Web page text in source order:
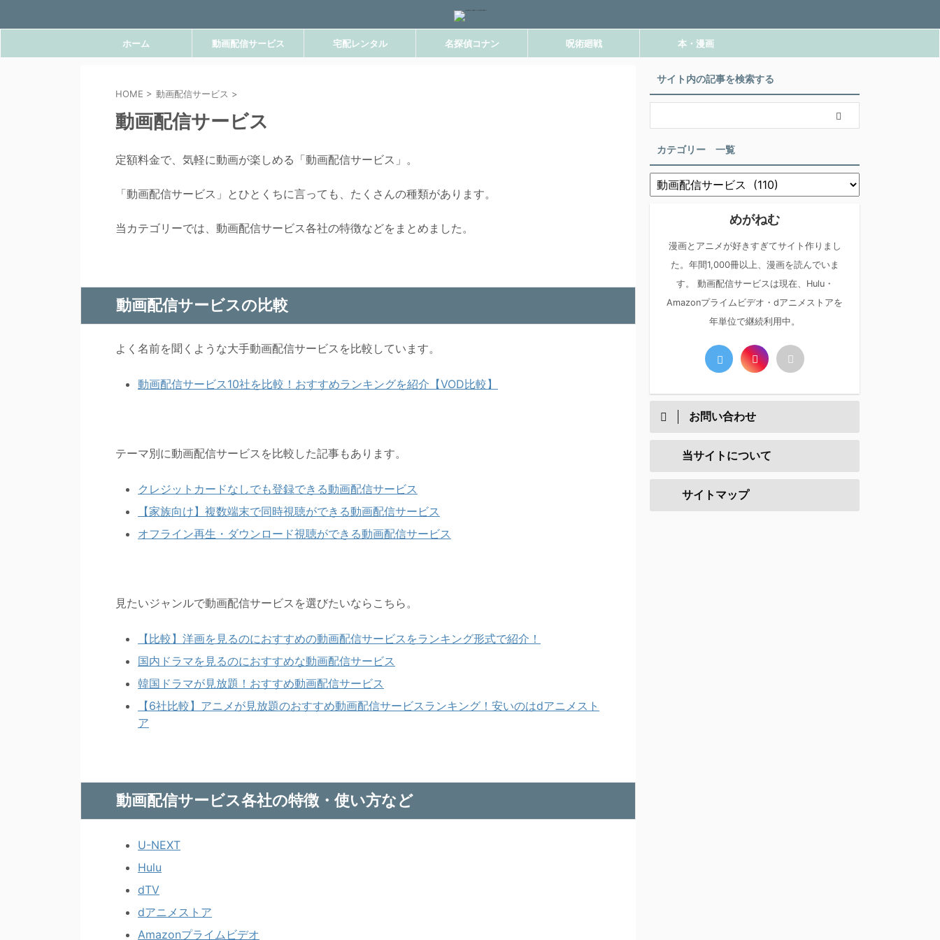
ホーム 動画配信サービス 宅配レンタル 名探偵コナン 呪術廻戦 本・漫画
HOME > 動画配信サービス >
動画配信サービス
定額料金で、気軽に動画が楽しめる「動画配信サービス」。
「動画配信サービス」とひとくちに言っても、たくさんの種類があります。
当カテゴリーでは、動画配信サービス各社の特徴などをまとめました。
動画配信サービスの比較
よく名前を聞くような大手動画配信サービスを比較しています。
動画配信サービス10社を比較！おすすめランキングを紹介【VOD比較】
テーマ別に動画配信サービスを比較した記事もあります。
クレジットカードなしでも登録できる動画配信サービス
【家族向け】複数端末で同時視聴ができる動画配信サービス
オフライン再生・ダウンロード視聴ができる動画配信サービス
見たいジャンルで動画配信サービスを選びたいならこちら。
【比較】洋画を見るのにおすすめの動画配信サービスをランキング形式で紹介！
国内ドラマを見るのにおすすめな動画配信サービス
韓国ドラマが見放題！おすすめ動画配信サービス
【6社比較】アニメが見放題のおすすめ動画配信サービスランキング！安いのはdアニメスト
ア
動画配信サービス各社の特徴・使い方など
U-NEXT
Hulu
dTV
dアニメストア
Amazonプライムビデオ
サイト内の記事を検索する
カテゴリー 一覧
めがねむ
漫画とアニメが好きすぎてサイト作りまし
た。年間1,000冊以上、漫画を読んでいま
す。 動画配信サービスは現在、Hulu・
Amazonプライムビデオ・dアニメストアを
年単位で継続利用中。
お問い合わせ
当サイトについて
サイトマップ